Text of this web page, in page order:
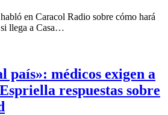
en Caracol Radio sobre cómo hará
llega a Casa…
país»: médicos exigen a
respuestas sobre